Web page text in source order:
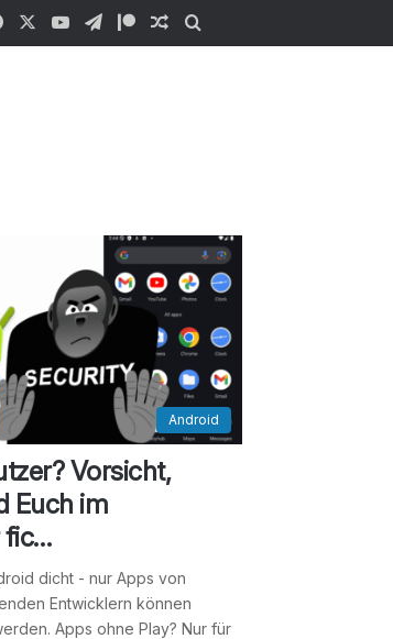
Facebook YouTubeTelegramPatreonZufälliger Beitrag
Android
Vorsicht,
Euch im
fic…
dicht - nur Apps von
Entwicklern können
Apps ohne Play? Nur für